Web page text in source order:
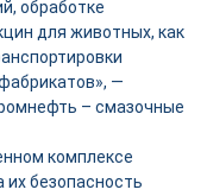
обработке
для животных, как
—
– смазочные
комплексе
их безопасность